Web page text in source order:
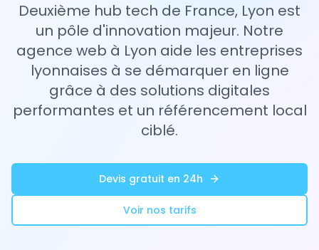
Deuxième hub tech de France, Lyon est
un pôle d'innovation majeur. Notre
agence web à Lyon aide les entreprises
lyonnaises à se démarquer en ligne
grâce à des solutions digitales
performantes et un référencement local
ciblé.
Devis gratuit en 24h
Voir nos tarifs